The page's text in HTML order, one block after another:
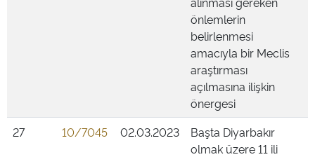
önlemlerin
belirlenmesi
amacıyla bir Meclis
araştırması
açılmasına ilişkin
önergesi
27
10/7045 02.03.2023
Başta Diyarbakır
olmak üzere 11 ili